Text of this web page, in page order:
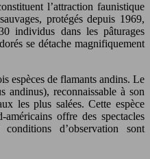
l’attraction faunistique
protégés depuis 1969,
individus dans les pâturages
se détache magnifiquement
espèces de flamants andins. Le
andinus), reconnaissable à son
les plus salées. Cette espèce
américains offre des spectacles
d’observation sont